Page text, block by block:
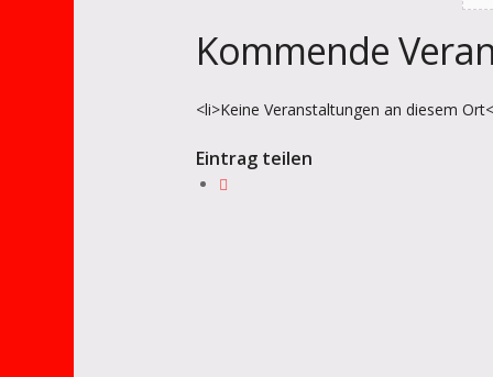
Kommende
<li>Keine Veranstaltungen an diesem
Eintrag teilen